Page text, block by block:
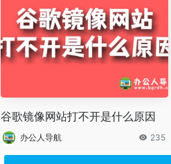
谷歌镜像网站打不开是什么原因
办公人导航 235